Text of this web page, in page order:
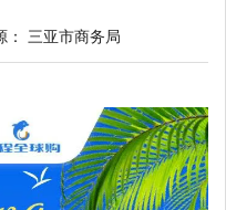
： 三亚市商务局